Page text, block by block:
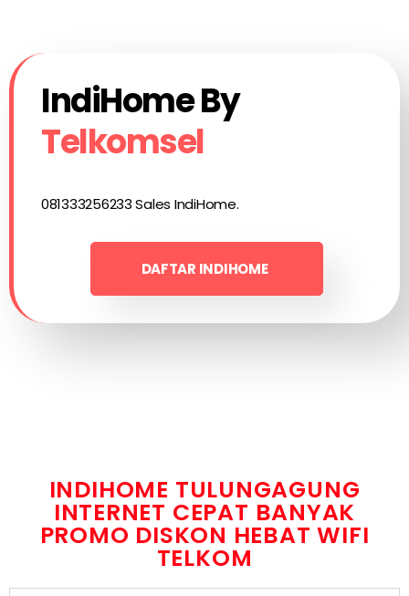
IndiHome By
Telkomsel
081333256233 Sales IndiHome.
DAFTAR INDIHOME
INDIHOME TULUNGAGUNG
INTERNET CEPAT BANYAK
PROMO DISKON HEBAT WIFI
TELKOM